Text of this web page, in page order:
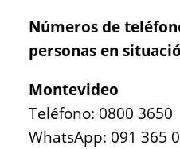
Números de
personas en
Montevideo
Teléfono: 0800 3650
WhatsApp: 091 365